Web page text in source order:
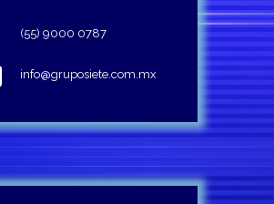
(55) 9000 0787
info@gruposiete.com.mx